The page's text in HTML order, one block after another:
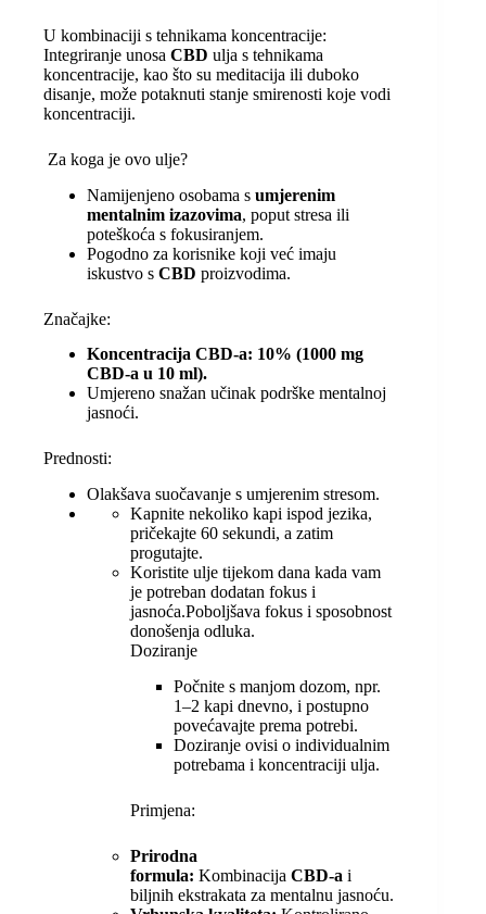
U kombinaciji s tehnikama koncentracije:
Integriranje unosa CBD ulja s tehnikama
koncentracije, kao što su meditacija ili duboko
disanje, može potaknuti stanje smirenosti koje vodi
koncentraciji.
Za koga je ovo ulje?
Namijenjeno osobama s umjerenim
mentalnim izazovima, poput stresa ili
poteškoća s fokusiranjem.
Pogodno za korisnike koji već imaju
iskustvo s CBD proizvodima.
Značajke:
Koncentracija CBD-a: 10% (1000 mg
CBD-a u 10 ml).
Umjereno snažan učinak podrške mentalnoj
jasnoći.
Prednosti:
Olakšava suočavanje s umjerenim stresom.
Kapnite nekoliko kapi ispod jezika,
pričekajte 60 sekundi, a zatim
progutajte.
Koristite ulje tijekom dana kada vam
je potreban dodatan fokus i
jasnoća.Poboljšava fokus i sposobnost
donošenja odluka.
Doziranje
Počnite s manjom dozom, npr.
1–2 kapi dnevno, i postupno
povećavajte prema potrebi.
Doziranje ovisi o individualnim
potrebama i koncentraciji ulja.
Primjena:
Prirodna
formula: Kombinacija CBD-a i
biljnih ekstrakata za mentalnu jasnoću.